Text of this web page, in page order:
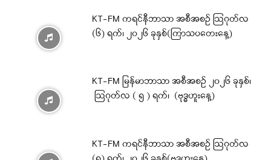
KT-FM ကရင်နီဘာသာ အစီအစဉ် ဩဂုတ်လ
(၆) ရက်၊ ၂၀၂၆ ခုနှစ်(ကြာသပတေးနေ့)
KT-FM မြန်မာဘာသာ အစီအစဉ် ၂၀၂၆ ခုနှစ်၊
ဩဂုတ်လ ( ၅ ) ရက်၊ (ဗုဒ္ဓဟူးနေ့)
KT-FM ကရင်နီဘာသာ အစီအစဉ် ဩဂုတ်လ